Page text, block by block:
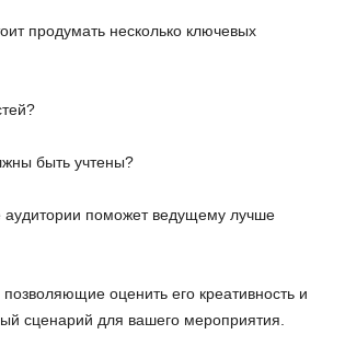
продумать несколько ключевых
быть учтены?
поможет ведущему лучше
оценить его креативность и
сценарий для вашего мероприятия.